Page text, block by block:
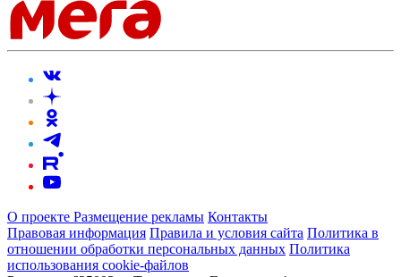
О проекте Размещение рекламы Контакты
Правовая информация Правила и условия сайта Политика в
отношении обработки персональных данных Политика
использования cookie-файлов